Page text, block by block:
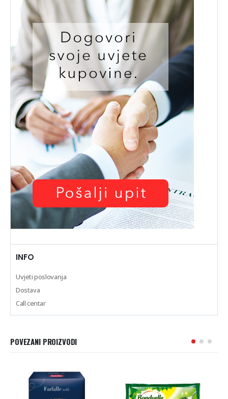
INFO
Uvjeti poslovanja
Dostava
Call centar
POVEZANI PROIZVODI